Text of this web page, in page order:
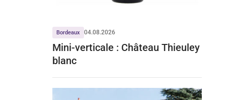
Bordeaux 04.08.2026
Mini-verticale : Château Thieuley
blanc